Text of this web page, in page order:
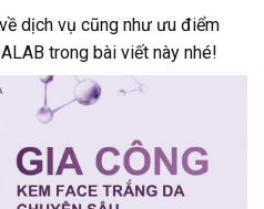
dịch vụ cũng như ưu điểm
trong bài viết này nhé!